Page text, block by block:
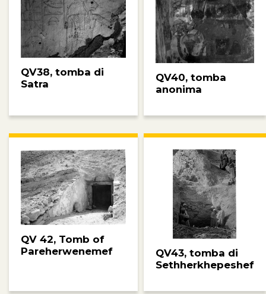
QV38, tomba di
Satra
QV40, tomba
anonima
QV 42, Tomb of
Pareherwenemef
QV43, tomba di
Sethherkhepeshef